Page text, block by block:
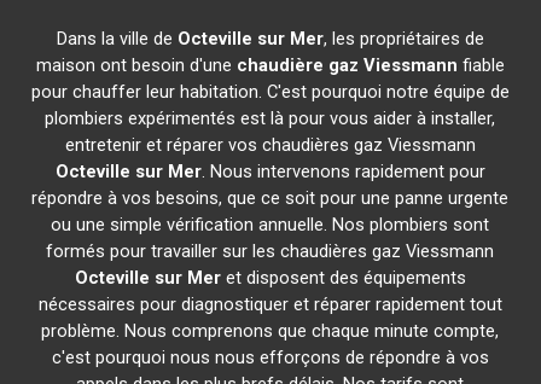
Dans la ville de Octeville sur Mer, les propriétaires de
maison ont besoin d'une chaudière gaz Viessmann fiable
pour chauffer leur habitation. C'est pourquoi notre équipe de
plombiers expérimentés est là pour vous aider à installer,
entretenir et réparer vos chaudières gaz Viessmann
Octeville sur Mer. Nous intervenons rapidement pour
répondre à vos besoins, que ce soit pour une panne urgente
ou une simple vérification annuelle. Nos plombiers sont
formés pour travailler sur les chaudières gaz Viessmann
Octeville sur Meret disposent des équipements
nécessaires pour diagnostiquer et réparer rapidement tout
problème. Nous comprenons que chaque minute compte,
c'est pourquoi nous nous efforçons de répondre à vos